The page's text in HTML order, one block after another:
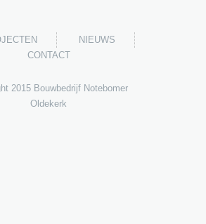
NIEUWS
CONTACT
2015 Bouwbedrijf Notebomer
Oldekerk